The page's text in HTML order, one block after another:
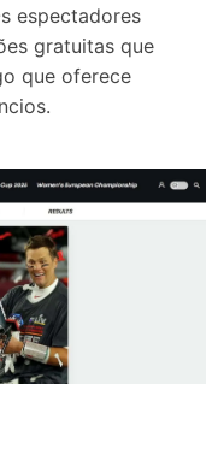
espectadores
gratuitas que
que oferece